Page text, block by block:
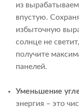
из
впустую.
избыточную
солнце не
получите
панелей.
Уменьшение
энергия – это